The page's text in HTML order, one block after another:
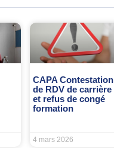
CAPA Contestation
de RDV de carrière
et refus de congé
formation
4 mars 2026